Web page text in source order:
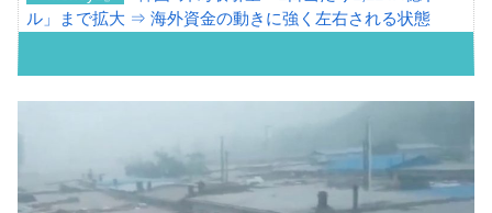
ル」まで拡大 ⇒ 海外資金の動きに強く左右される状態
い「50.5％」に上昇
韓国大統領府ボンクラ政策室長が告発され
た ⇒ 国家が行った恐るべき株価操作であり、空前の国政壟
『Money1』
韓国･警察職員が「丸刈りになって抗議活